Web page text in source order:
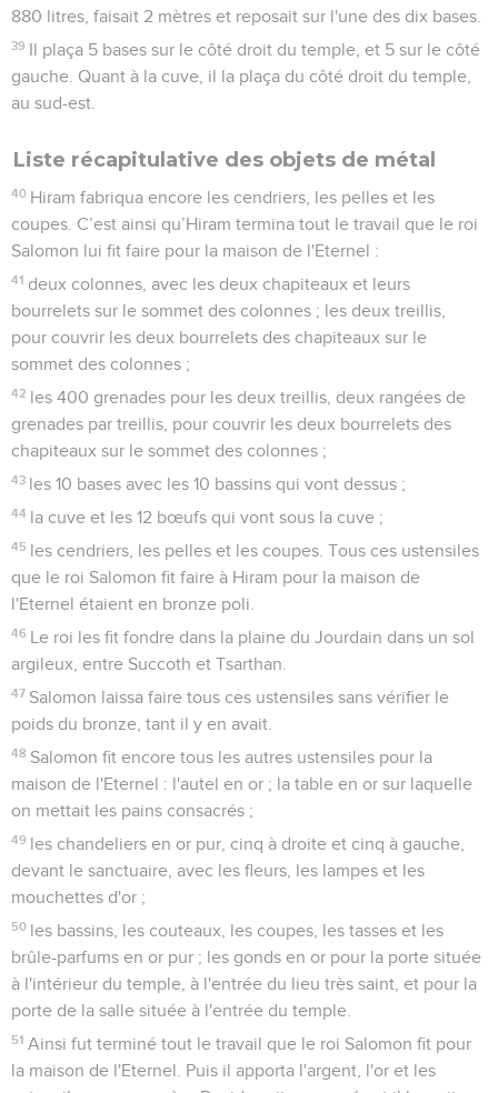
880 litres, faisait 2 mètres et reposait sur l'une des dix bases.
39 Il plaça 5 bases sur le côté droit du temple, et 5 sur le côté
gauche. Quant à la cuve, il la plaça du côté droit du temple,
au sud-est.
Liste récapitulative des objets de métal
40 Hiram fabriqua encore les cendriers, les pelles et les
coupes. C’est ainsi qu’Hiram termina tout le travail que le roi
Salomon lui fit faire pour la maison de l'Eternel :
41 deux colonnes, avec les deux chapiteaux et leurs
bourrelets sur le sommet des colonnes ; les deux treillis,
pour couvrir les deux bourrelets des chapiteaux sur le
sommet des colonnes ;
42 les 400 grenades pour les deux treillis, deux rangées de
grenades par treillis, pour couvrir les deux bourrelets des
chapiteaux sur le sommet des colonnes ;
43 les 10 bases avec les 10 bassins qui vont dessus ;
44 la cuve et les 12 bœufs qui vont sous la cuve ;
45 les cendriers, les pelles et les coupes. Tous ces ustensiles
que le roi Salomon fit faire à Hiram pour la maison de
l'Eternel étaient en bronze poli.
46 Le roi les fit fondre dans la plaine du Jourdain dans un sol
argileux, entre Succoth et Tsarthan.
47 Salomon laissa faire tous ces ustensiles sans vérifier le
poids du bronze, tant il y en avait.
48 Salomon fit encore tous les autres ustensiles pour la
maison de l'Eternel : l'autel en or ; la table en or sur laquelle
on mettait les pains consacrés ;
49 les chandeliers en or pur, cinq à droite et cinq à gauche,
devant le sanctuaire, avec les fleurs, les lampes et les
mouchettes d'or ;
50 les bassins, les couteaux, les coupes, les tasses et les
brûle-parfums en or pur ; les gonds en or pour la porte située
à l'intérieur du temple, à l'entrée du lieu très saint, et pour la
porte de la salle située à l'entrée du temple.
51 Ainsi fut terminé tout le travail que le roi Salomon fit pour
la maison de l'Eternel. Puis il apporta l'argent, l'or et les